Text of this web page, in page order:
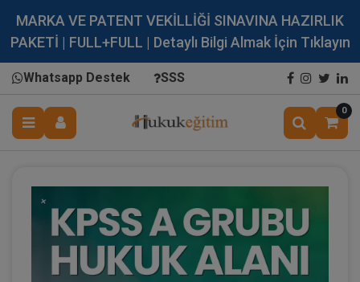
MARKA VE PATENT VEKİLLİĞİ SINAVINA HAZIRLIK
PAKETİ | FULL+FULL | Detaylı Bilgi Almak İçin Tıklayın
Whatsapp Destek SSS
0